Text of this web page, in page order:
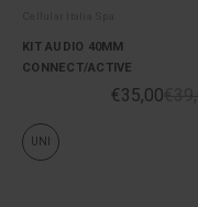
KIT AUDIO 40MM
CONNECT/ACTIVE
€35,00
UNI